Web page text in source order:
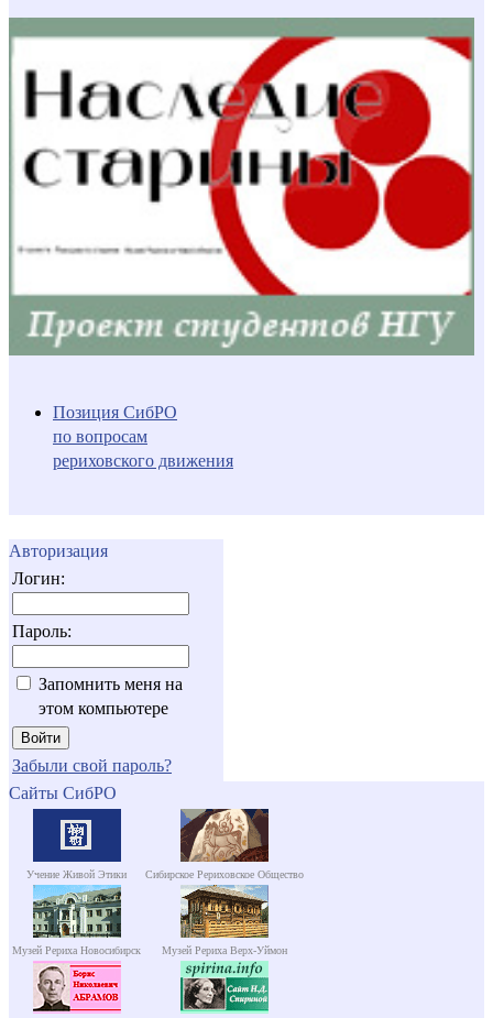
Позиция СибРО
по вопросам
рериховского движения
Авторизация
Логин:
Пароль:
Запомнить меня на
этом компьютере
Забыли свой пароль?
Сайты СибРО
Учение Живой Этики Сибирское Рериховское Общество
Музей Рериха Новосибирск Музей Рериха Верх-Уймон